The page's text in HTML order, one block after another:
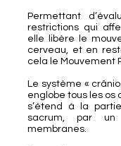
Permettant
restrictions qui
elle libère le
cerveau, et en
cela le Mouvement
Le système «
englobe tous les os
s’étend à la
sacrum, par un
membranes.